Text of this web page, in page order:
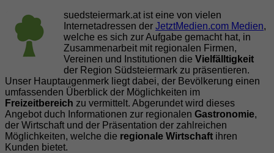
suedsteiermark.at ist eine von vielen
Internetadressen der JetztMedien.com Medien,
welche es sich zur Aufgabe gemacht hat, in
Zusammenarbeit mit regionalen Firmen,
Vereinen und Institutionen die Vielfälltigkeit
der Region Südsteiermark zu präsentieren.
Unser Hauptaugenmerk liegt dabei, der Bevölkerung einen
umfassenden Überblick der Möglichkeiten im
Freizeitbereich zu vermittelt. Abgerundet wird dieses
Angebot duch Informationen zur regionalen Gastronomie,
der Wirtschaft und der Präsentation der zahlreichen
Möglichkeiten, welche die regionale Wirtschaft ihren
Kunden bietet.